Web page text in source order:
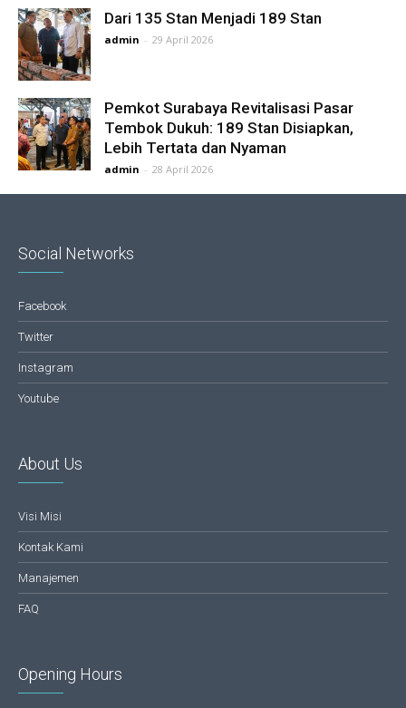
Dari 135 Stan Menjadi 189 Stan
admin - 29 April 2026
Pemkot Surabaya Revitalisasi Pasar
Tembok Dukuh: 189 Stan Disiapkan,
Lebih Tertata dan Nyaman
admin - 28 April 2026
Social Networks
Facebook
Twitter
Instagram
Youtube
About Us
Visi Misi
Kontak Kami
Manajemen
FAQ
Opening Hours